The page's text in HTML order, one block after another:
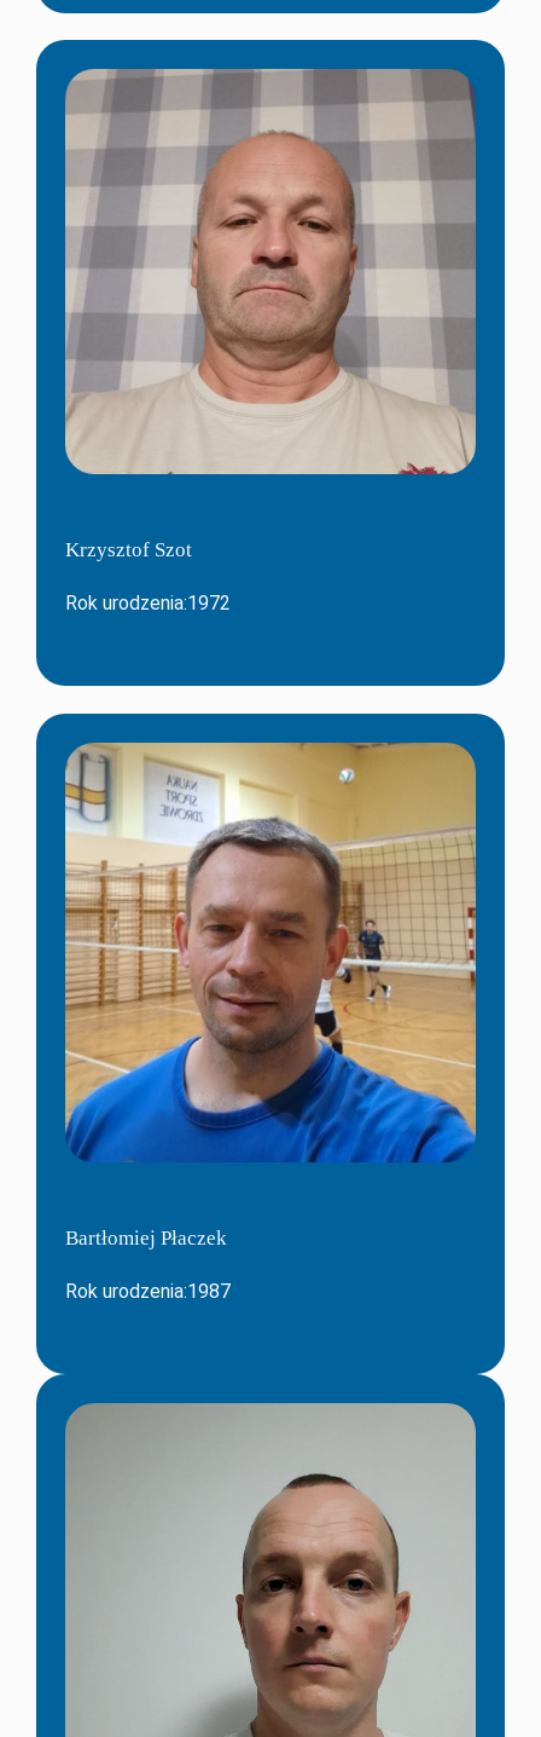
Krzysztof Szot
Rok urodzenia:1972
Bartłomiej Płaczek
Rok urodzenia:1987